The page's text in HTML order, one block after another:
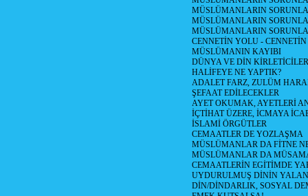
MÜSLÜMANLARIN
MÜSLÜMANLARIN
MÜSLÜMANLARIN
CENNETİN YOLU -
MÜSLÜMANIN KAYIBI
DÜNYA VE DİN
HALİFEYE NE YAPTIK?
ADALET FARZ, ZULÜM
ŞEFAAT EDİLECEKLER
AYET OKUMAK, AYETLERİ
İÇTİHAT ÜZERE, İCMAYA
İSLAMİ ÖRGÜTLER
CEMAATLER DE YOZLAŞMA
MÜSLÜMANLAR DA FİTNE
MÜSLÜMANLAR DA
CEMAATLERİN EGİTİMDE
UYDURULMUŞ DİNİN
DİN/DİNDARLIK, SOSYAL